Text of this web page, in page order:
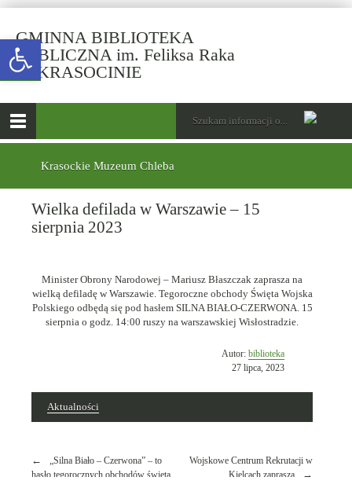
Open toolbar
GMINNA BIBLIOTEKA
PUBLICZNA im. Feliksa Raka
W KRASOCINIE-
defilada
Warszawie
–
15
sierpnia
2023
górne
Otwórz
menu
wpisz
szukaną
Krasockie Muzeum Chleba
Wielka defilada w Warszawie – 15
sierpnia 2023
Minister Obrony Narodowej – Mariusz Błaszczak zaprasza na
wielką defiladę w Warszawie. Tegoroczne obchody Święta Wojska
Polskiego odbędą się pod hasłem SILNA BIAŁO-CZERWONA. 15
sierpnia o godz. 14:00 ruszy na warszawskiej Wisłostradzie.
Autor:bibliotekaOpublikowano
w
27 lipca, 2023
Aktualności
Nawigacja
wpisu
„Silna Biało – Czerwona” – to
hasło tegorocznych obchodów święta
Wojskowe Centrum Rekrutacji w
Kielcach zaprasza